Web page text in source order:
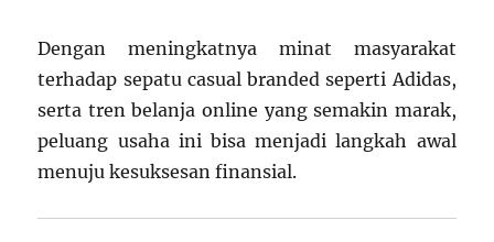
Dengan meningkatnya minat masyarakat
terhadap sepatu casual branded seperti Adidas,
serta tren belanja online yang semakin marak,
peluang usaha ini bisa menjadi langkah awal
menuju kesuksesan finansial.